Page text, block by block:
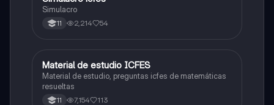
Simulacro
11 2,214 54
ICFES: Matemáticas
Material de estudio ICFES
Material de estudio, preguntas icfes de matemáticas
resueltas
11 7,154 113